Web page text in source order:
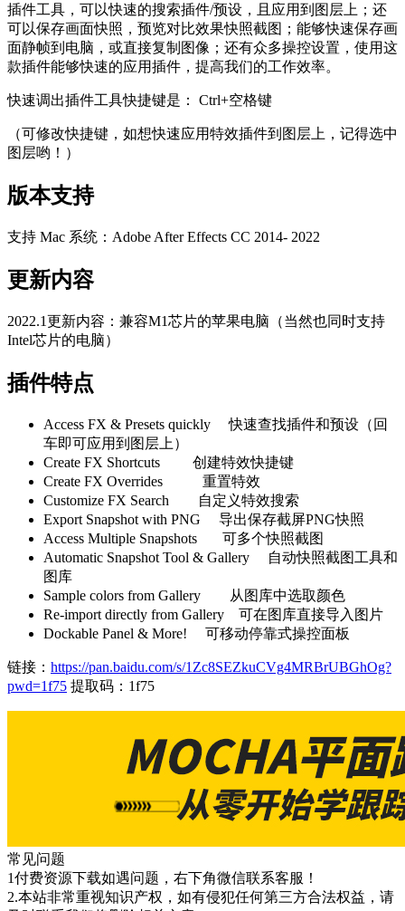
插件工具，可以快速的搜索插件/预设，且应用到图层上；还
可以保存画面快照，预览对比效果快照截图；能够快速保存画
面静帧到电脑，或直接复制图像；还有众多操控设置，使用这
款插件能够快速的应用插件，提高我们的工作效率。
快速调出插件工具快捷键是： Ctrl+空格键
（可修改快捷键，如想快速应用特效插件到图层上，记得选中
图层哟！）
版本支持
支持 Mac 系统：Adobe After Effects CC 2014- 2022
更新内容
2022.1更新内容：兼容M1芯片的苹果电脑（当然也同时支持
Intel芯片的电脑）
插件特点
Access FX & Presets quickly 快速查找插件和预设（回
车即可应用到图层上）
Create FX Shortcuts 创建特效快捷键
Create FX Overrides 重置特效
Customize FX Search 自定义特效搜索
Export Snapshot with PNG 导出保存截屏PNG快照
Access Multiple Snapshots 可多个快照截图
Automatic Snapshot Tool & Gallery 自动快照截图工具和
图库
Sample colors from Gallery 从图库中选取颜色
Re-import directly from Gallery 可在图库直接导入图片
Dockable Panel & More! 可移动停靠式操控面板
链接： https://pan.baidu.com/s/1Zc8SEZkuCVg4MRBrUBGhOg?
pwd=1f75 提取码：1f75
常见问题
1付费资源下载如遇问题，右下角微信联系客服！
2.本站非常重视知识产权，如有侵犯任何第三方合法权益，请